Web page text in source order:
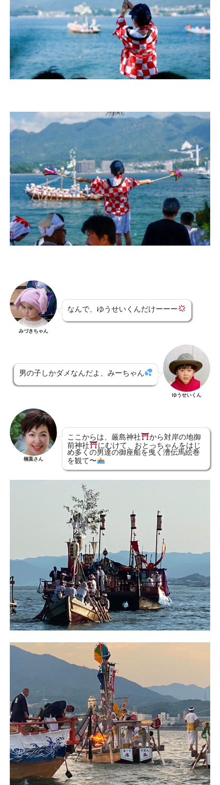
みづきちゃん
なんで、ゆうせいくんだけーーー
男の子しかダメなんだよ、みーちゃん
ゆうせいくん
楠葉さん
ここからは、厳島神社
から対岸の地御
前神社
にむけて、おとっちゃんをはじ
め多くの男達の御座船を曳く漕伝馬絵巻
を観て〜